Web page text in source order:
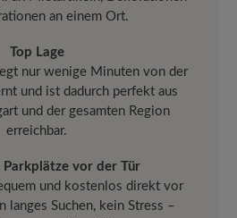
an einem Ort.
Top Lage
nur wenige Minuten von der
und ist dadurch perfekt aus
und der gesamten Region
erreichbar.
Parkplätze vor der Tür
und kostenlos direkt vor
langes Suchen, kein Stress –